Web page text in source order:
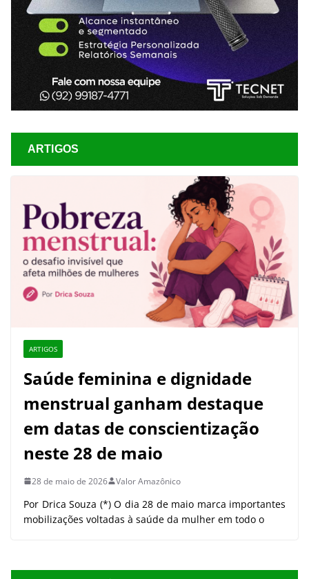
ARTIGOS
ARTIGOS
Saúde feminina e dignidade
menstrual ganham destaque
em datas de conscientização
neste 28 de maio
28 de maio de 2026 Valor Amazônico
Por Drica Souza (*) O dia 28 de maio marca importantes
mobilizações voltadas à saúde da mulher em todo o